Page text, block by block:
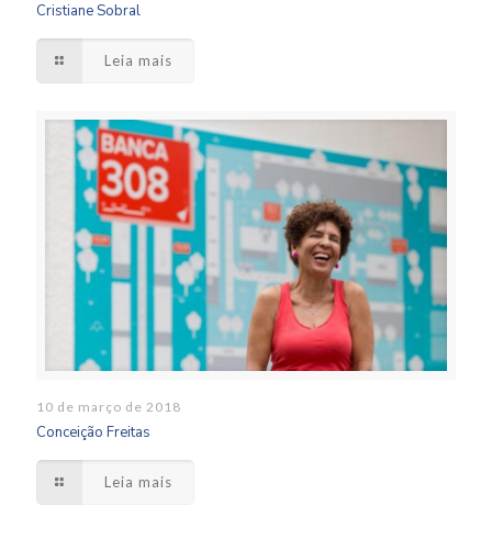
Cristiane Sobral
Leia mais
10 de março de 2018
Conceição Freitas
Leia mais